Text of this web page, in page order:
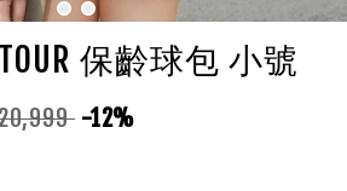
TOUR 保齡球包 小號
-12%